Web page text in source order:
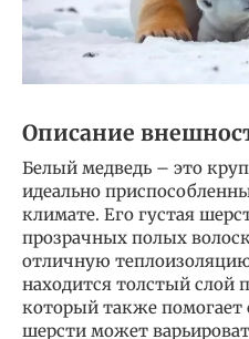
Описание
Белый медведь – это
идеально
климате. Его густая
прозрачных полых
отличную
находится толстый слой
который также помогает
шерсти может